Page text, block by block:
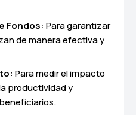
Fondos: Para garantizar
de manera efectiva y
Para medir el impacto
productividad y